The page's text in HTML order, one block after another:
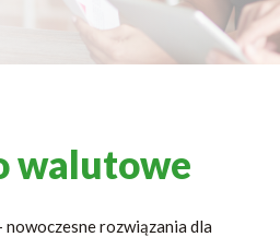
walutowe
nowoczesne rozwiązania dla